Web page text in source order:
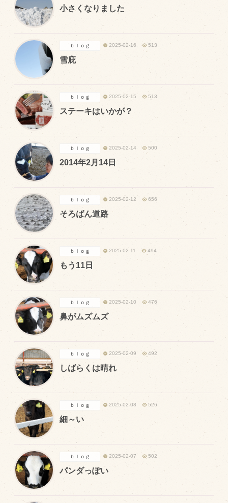
小さくなりました
2025-02-16 513
雪庇
ｂｌｏｇ
2025-02-15 513
ステーキはいかが？
ｂｌｏｇ
2025-02-14 500
2014年2月14日
ｂｌｏｇ
2025-02-12 656
そろばん道路
ｂｌｏｇ
2025-02-11 494
もう11日
ｂｌｏｇ
2025-02-10 476
鼻がムズムズ
ｂｌｏｇ
2025-02-09 492
しばらくは晴れ
ｂｌｏｇ
2025-02-08 526
細～い
ｂｌｏｇ
2025-02-07 502
パンダっぽい
ｂｌｏｇ
瑕疵とは
商品のご紹介
豊西牛
厚切ステーキ
カルビ串
ハンバーグ
黒にんにく
豊西ソース
取り扱い店
飲食店
その他
マップから探す
問い合わせ
法人のお客様
Facebook
Twitter
LINE公式アカウント
RSS フィード